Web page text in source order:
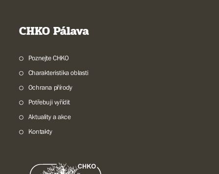
CHKO Pálava
Poznejte CHKO
Charakteristika oblasti
Ochrana přírody
Potřebuji vyřídit
Aktuality a akce
Kontakty